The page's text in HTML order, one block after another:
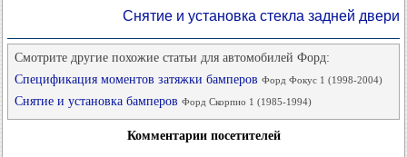
Снятие и установка стекла задней двери
Смотрите другие похожие статьи для автомобилей Форд:
Спецификация моментов затяжки бамперов Форд Фокус 1 (1998-2004)
Снятие и установка бамперов Форд Скорпио 1 (1985-1994)
Комментарии посетителей